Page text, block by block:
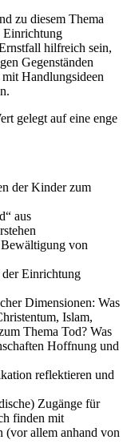
zu diesem Thema
Einrichtung
hilfreich sein,
Gegenständen
Handlungsideen
gelegt auf eine enge
der Kinder zum
aus
von
Einrichtung
Dimensionen: Was
Islam,
Thema Tod? Was
Hoffnung und
reflektieren und
Zugänge für
finden mit
(vor allem anhand von